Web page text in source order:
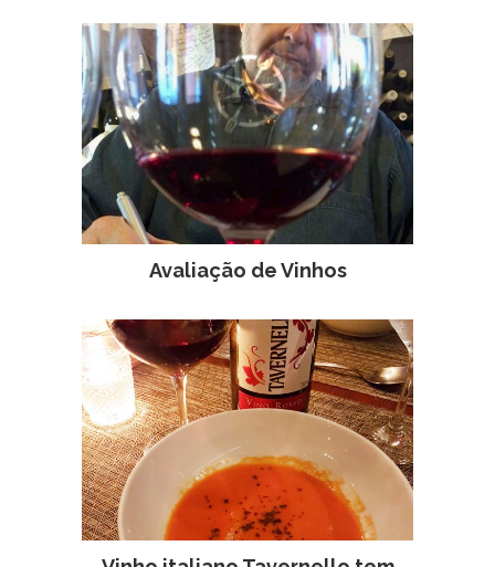
Avaliação de Vinhos